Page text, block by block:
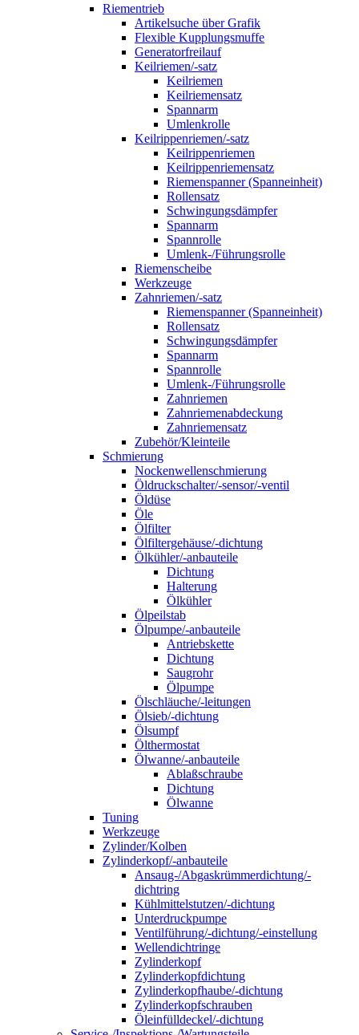
Riementrieb
Artikelsuche über Grafik
Flexible Kupplungsmuffe
Generatorfreilauf
Keilriemen/-satz
Keilriemen
Keilriemensatz
Spannarm
Umlenkrolle
Keilrippenriemen/-satz
Keilrippenriemen
Keilrippenriemensatz
Riemenspanner (Spanneinheit)
Rollensatz
Schwingungsdämpfer
Spannarm
Spannrolle
Umlenk-/Führungsrolle
Riemenscheibe
Werkzeuge
Zahnriemen/-satz
Riemenspanner (Spanneinheit)
Rollensatz
Schwingungsdämpfer
Spannarm
Spannrolle
Umlenk-/Führungsrolle
Zahnriemen
Zahnriemenabdeckung
Zahnriemensatz
Zubehör/Kleinteile
Schmierung
Nockenwellenschmierung
Öldruckschalter/-sensor/-ventil
Öldüse
Öle
Ölfilter
Ölfiltergehäuse/-dichtung
Ölkühler/-anbauteile
Dichtung
Halterung
Ölkühler
Ölpeilstab
Ölpumpe/-anbauteile
Antriebskette
Dichtung
Saugrohr
Ölpumpe
Ölschläuche/-leitungen
Ölsieb/-dichtung
Ölsumpf
Ölthermostat
Ölwanne/-anbauteile
Ablaßschraube
Dichtung
Ölwanne
Tuning
Werkzeuge
Zylinder/Kolben
Zylinderkopf/-anbauteile
Ansaug-/Abgaskrümmerdichtung/-
dichtring
Kühlmittelstutzen/-dichtung
Unterdruckpumpe
Ventilführung/-dichtung/-einstellung
Wellendichtringe
Zylinderkopf
Zylinderkopfdichtung
Zylinderkopfhaube/-dichtung
Zylinderkopfschrauben
Öleinfülldeckel/-dichtung